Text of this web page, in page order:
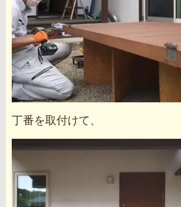
丁番を取付けて、